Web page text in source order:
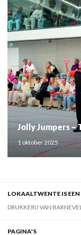
Jolly Jumpers –
1 oktober 2025
LOKAALTWENTE IS
DRUKKERIJ VAN
PAGINA'S